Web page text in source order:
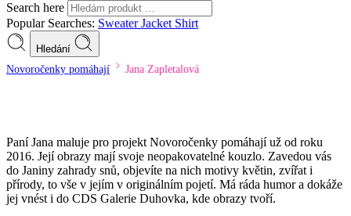
Search here
Popular Searches: SweaterJacket Shirt
Hledání
Novoročenky pomáhají Jana Zapletalová
Paní Jana maluje pro projekt Novoročenky pomáhají už od roku
2016. Její obrazy mají svoje neopakovatelné kouzlo. Zavedou vás
do Janiny zahrady snů, objevíte na nich motivy květin, zvířat i
přírody, to vše v jejím v originálním pojetí. Má ráda humor a dokáže
jej vnést i do CDS Galerie Duhovka, kde obrazy tvoří.